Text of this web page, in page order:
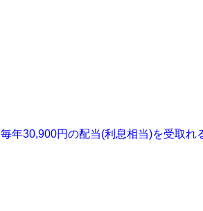
年30,900円の配当(利息相当)を受取れ